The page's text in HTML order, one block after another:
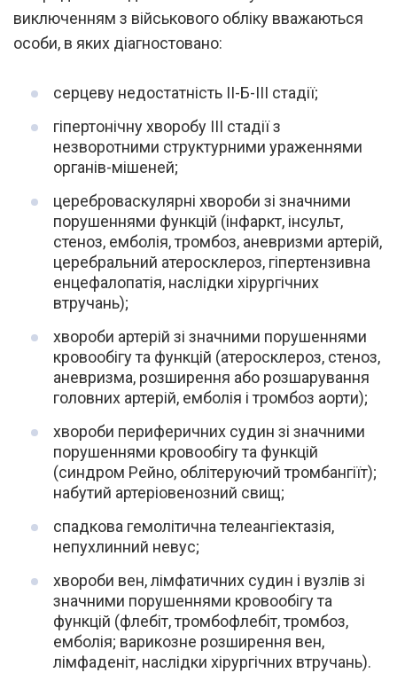
виключенням з військового обліку вважаються
особи, в яких діагностовано:
серцеву недостатність II-Б-III стадії;
гіпертонічну хворобу III стадії з
незворотними структурними ураженнями
органів-мішеней;
цереброваскулярні хвороби зі значними
порушеннями функцій (інфаркт, інсульт,
стеноз, емболія, тромбоз, аневризми артерій,
церебральний атеросклероз, гіпертензивна
енцефалопатія, наслідки хірургічних
втручань);
хвороби артерій зі значними порушеннями
кровообігу та функцій (атеросклероз, стеноз,
аневризма, розширення або розшарування
головних артерій, емболія і тромбоз аорти);
хвороби периферичних судин зі значними
порушеннями кровообігу та функцій
(синдром Рейно, облітеруючий тромбангіїт);
набутий артеріовенозний свищ;
спадкова гемолітична телеангіектазія,
непухлинний невус;
хвороби вен, лімфатичних судин і вузлів зі
значними порушеннями кровообігу та
функцій (флебіт, тромбофлебіт, тромбоз,
емболія; варикозне розширення вен,
лімфаденіт, наслідки хірургічних втручань).